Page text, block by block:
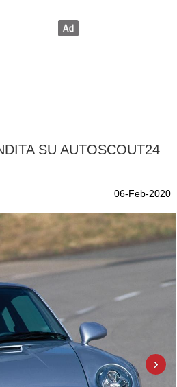
SU AUTOSCOUT24
06-Feb-2020
›